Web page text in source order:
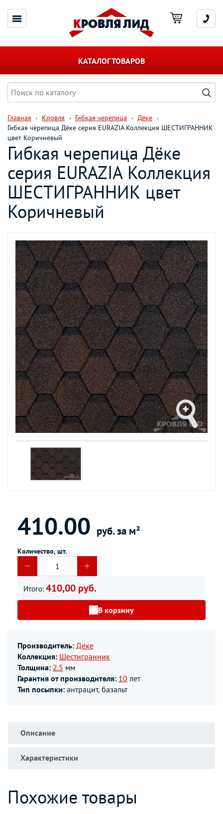
КАТАЛОГ ТОВАРОВ
Главная Кровля Гибкая черепица
Дёке
Гибкая черепица Дёке серия EURAZIA Коллекция ШЕСТИГРАННИК
цвет Коричневый
Гибкая черепица Дёке
серия EURAZIA Коллекция
ШЕСТИГРАННИК цвет
Коричневый
410.00 руб. за м²
Количество, шт.
Итого: 410,00 руб.
В корзину
Производитель: Дёке
Коллекция: Шестигранник
Толщина: 2.5 мм
Гарантия от производителя: 10 лет
Тип посыпки: антрацит, базальт
Описание
Характеристики
Похожие товары